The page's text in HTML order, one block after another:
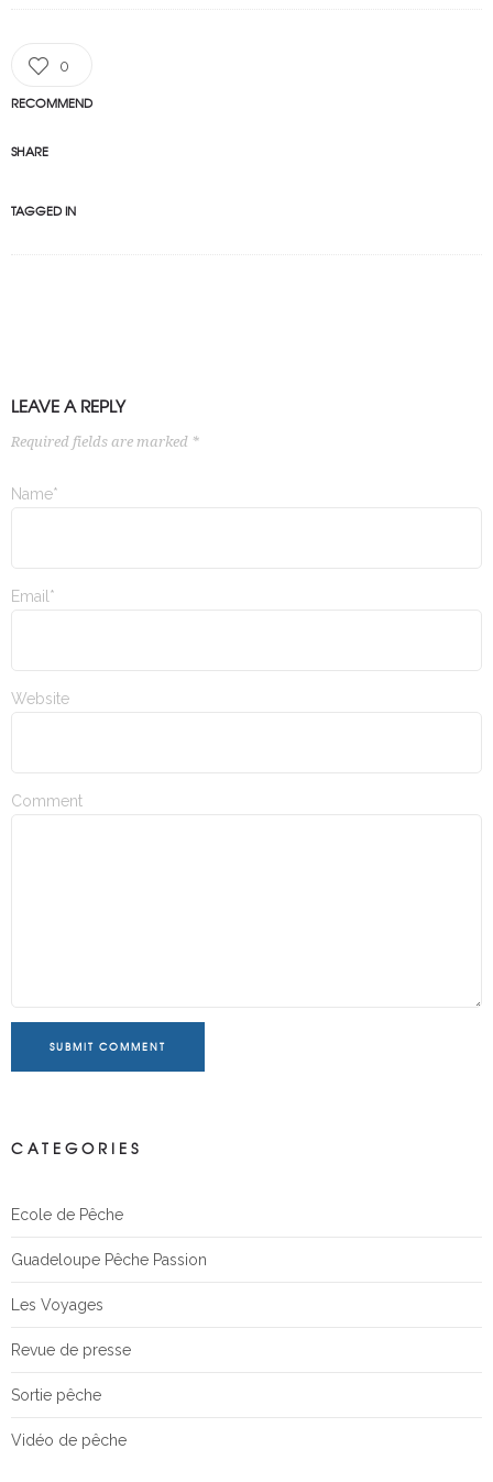
0
RECOMMEND
SHARE
TAGGED IN
LEAVE A REPLY
Required fields are marked *
Name*
Email*
Website
Comment
SUBMIT COMMENT
CATEGORIES
Ecole de Pêche
Guadeloupe Pêche Passion
Les Voyages
Revue de presse
Sortie pêche
Vidéo de pêche